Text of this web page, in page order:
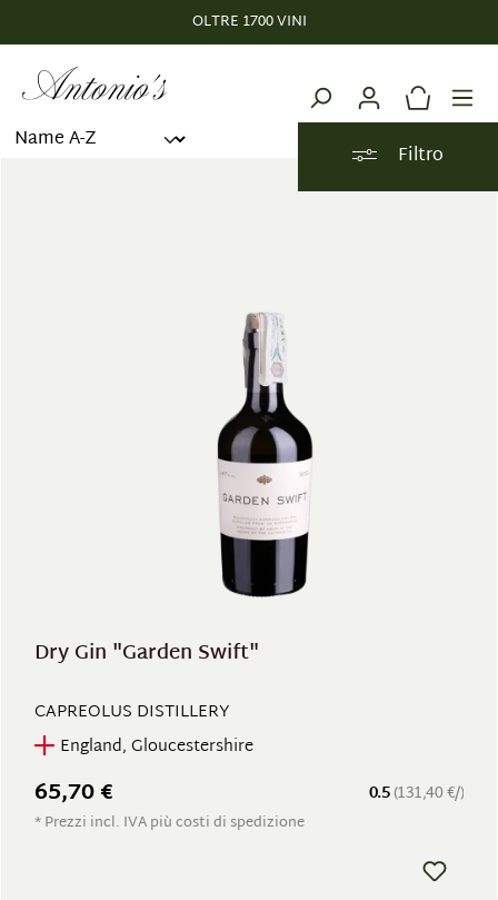
OLTRE 1700 VINI
Filtro
Dry Gin "Garden Swift"
CAPREOLUS DISTILLERY
England, Gloucestershire
0.5(131,40 €/)
65,70 €
* Prezzi incl. IVA più costi di spedizione